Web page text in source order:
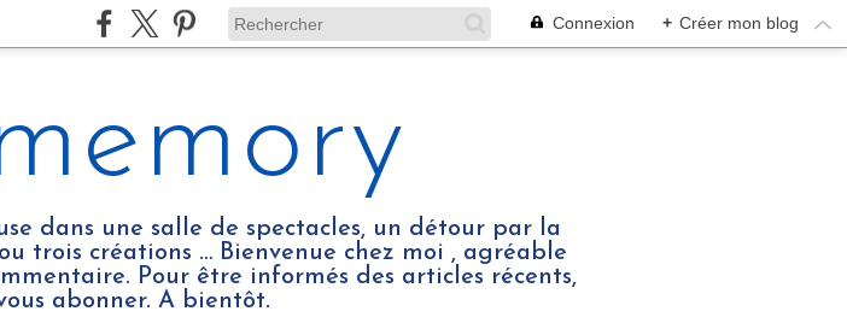
Connexion + Créer mon blog
dans une salle de spectacles, un détour par la
trois créations … Bienvenue chez moi , agréable
Pour être informés des articles récents,
abonner. A bientôt.